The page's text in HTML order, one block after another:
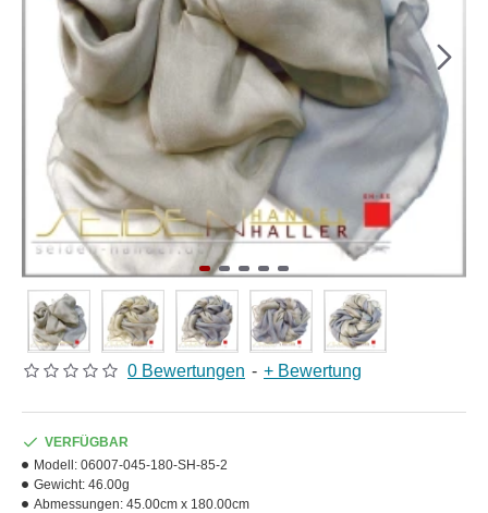
0 Bewertungen - + Bewertung
VERFÜGBAR
Modell: 06007-045-180-SH-85-2
Gewicht: 46.00g
Abmessungen: 45.00cm x 180.00cm